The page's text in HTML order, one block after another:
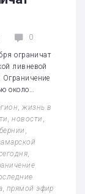
0
ограничат
ливневой
Ограничение
около…
,жизнь в
,новости ,
,
,
, прямой эфир